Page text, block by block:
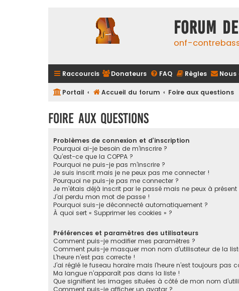
FORUM
onf-
Raccourcis Donateurs FAQ Règles
Portail Accueil du forum Foire aux questions
Foire aux questions
Problèmes de connexion et d’inscription
Pourquoi ai-je besoin de m’inscrire ?
Qu’est-ce que la COPPA ?
Pourquoi ne puis-je pas m’inscrire ?
Je suis inscrit mais je ne peux pas me connecter !
Pourquoi ne puis-je pas me connecter ?
Je m’étais déjà inscrit par le passé mais ne peux à
J’ai perdu mon mot de passe !
Pourquoi suis-je déconnecté automatiquement ?
À quoi sert « Supprimer les cookies » ?
Préférences et paramètres des utilisateurs
Comment puis-je modifier mes paramètres ?
Comment puis-je masquer mon nom d’utilisateur de la
L’heure n’est pas correcte !
J’ai réglé le fuseau horaire mais l’heure n’est toujours pas
Ma langue n’apparaît pas dans la liste !
Que signifient les images situées à côté de mon nom